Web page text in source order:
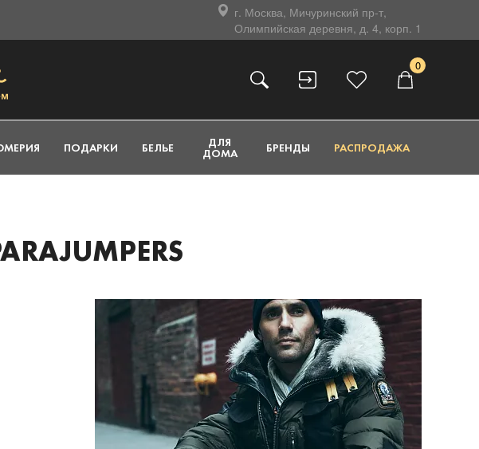
г. Москва, Мичуринский пр-т,
Олимпийская деревня, д. 4, корп. 1
0
ПОДАРКИ БЕЛЬЕ ДЛЯ
ДОМА БРЕНДЫ РАСПРОДАЖА